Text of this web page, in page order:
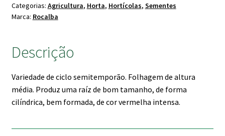
Categorias: Agricultura, Horta, Hortícolas, Sementes
Marca: Rocalba
Descrição
Variedade de ciclo semitemporão. Folhagem de altura
média. Produz uma raíz de bom tamanho, de forma
cilíndrica, bem formada, de cor vermelha intensa.